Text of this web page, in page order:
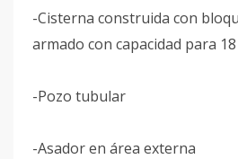
-Cisterna construida con
armado con capacidad para
-Pozo tubular
-Asador en área externa